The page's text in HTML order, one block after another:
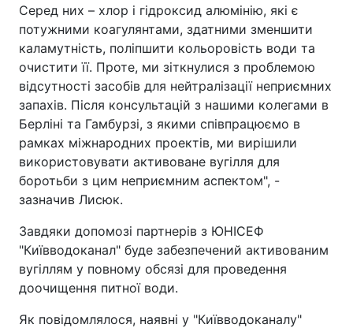
Серед них – хлор і гідроксид алюмінію, які є
потужними коагулянтами, здатними зменшити
каламутність, поліпшити кольоровість води та
очистити її. Проте, ми зіткнулися з проблемою
відсутності засобів для нейтралізації неприємних
запахів. Після консультацій з нашими колегами в
Берліні та Гамбурзі, з якими співпрацюємо в
рамках міжнародних проектів, ми вирішили
використовувати активоване вугілля для
боротьби з цим неприємним аспектом", -
зазначив Лисюк.
Завдяки допомозі партнерів з ЮНІСЕФ
"Київводоканал" буде забезпечений активованим
вугіллям у повному обсязі для проведення
доочищення питної води.
Як повідомлялося, наявні у "Київводоканалу"